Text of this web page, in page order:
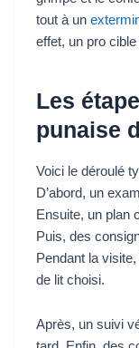
tout à un
effet, un pro
Les
punaise
Voici le déroulé
D’abord, un
Ensuite, un plan
Puis, des
Pendant la
de lit choisi.
Après, un suivi